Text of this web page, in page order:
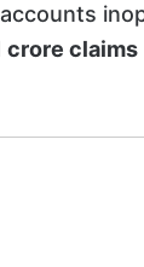
accounts
crore claims